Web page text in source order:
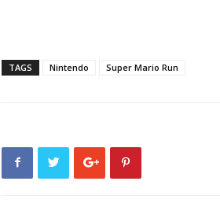
TAGS Nintendo Super Mario Run